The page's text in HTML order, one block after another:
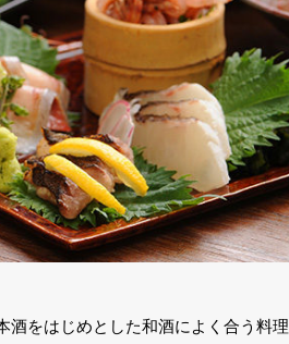
酒をはじめとした和酒によく合う料理